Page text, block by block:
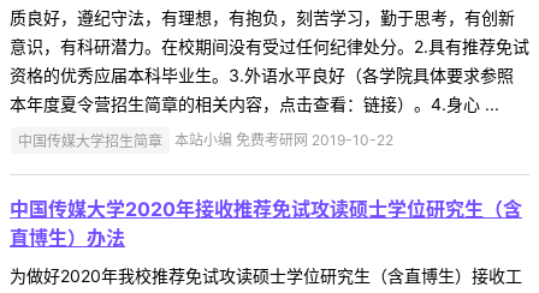
质良好，遵纪守法，有理想，有抱负，刻苦学习，勤于思考，有创新
意识，有科研潜力。在校期间没有受过任何纪律处分。2.具有推荐免试
资格的优秀应届本科毕业生。3.外语水平良好（各学院具体要求参照
本年度夏令营招生简章的相关内容，点击查看：链接）。4.身心 ...
中国传媒大学招生简章 本站小编 免费考研网 2019-10-22
中国传媒大学2020年接收推荐免试攻读硕士学位研究生（含
直博生）办法
为做好2020年我校推荐免试攻读硕士学位研究生（含直博生）接收工